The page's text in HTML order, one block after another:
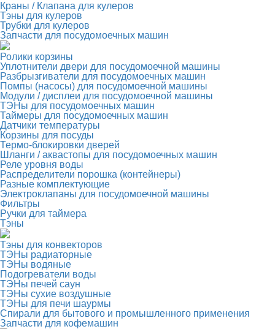
Краны / Клапана для кулеров
Тэны для кулеров
Трубки для кулеров
Запчасти для посудомоечных машин
Ролики корзины
Уплотнители двери для посудомоечной машины
Разбрызгиватели для посудомоечных машин
Помпы (насосы) для посудомоечной машины
Модули / дисплеи для посудомоечной машины
ТЭНы для посудомоечных машин
Таймеры для посудомоечных машин
Датчики температуры
Корзины для посуды
Термо-блокировки дверей
Шланги / аквастопы для посудомоечных машин
Реле уровня воды
Распределители порошка (контейнеры)
Разные комплектующие
Электроклапаны для посудомоечной машины
Фильтры
Ручки для таймера
Тэны
Тэны для конвекторов
ТЭНы радиаторные
ТЭНы водяные
Подогреватели воды
ТЭНы печей саун
ТЭНы сухие воздушные
ТЭНы для печи шаурмы
Спирали для бытового и промышленного применения
Запчасти для кофемашин